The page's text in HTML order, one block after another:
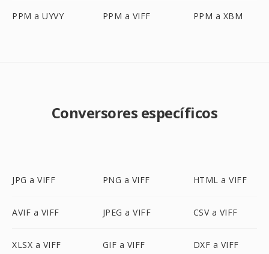
PPM a UYVY PPM a VIFF PPM a XBM
Conversores específicos
JPG a VIFF PNG a VIFF HTML a VIFF
AVIF a VIFF JPEG a VIFF CSV a VIFF
XLSX a VIFF GIF a VIFF DXF a VIFF